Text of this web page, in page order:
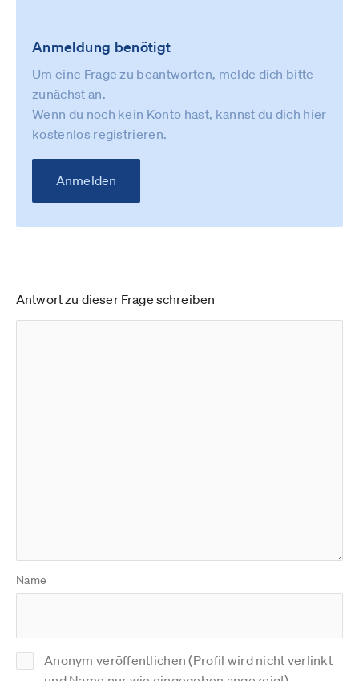
Anmeldung benötigt
Um eine Frage zu beantworten, melde dich bitte
zunächst an.
Wenn du noch kein Konto hast, kannst du dich hier
kostenlos registrieren.
Anmelden
Antwort zu dieser Frage schreiben
Name
Anonym veröffentlichen (Profil wird nicht verlinkt